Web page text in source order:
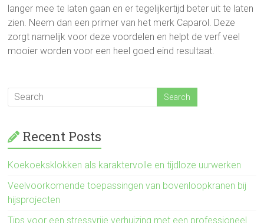
langer mee te laten gaan en er tegelijkertijd beter uit te laten
zien. Neem dan een primer van het merk Caparol. Deze
zorgt namelijk voor deze voordelen en helpt de verf veel
mooier worden voor een heel goed eind resultaat.
Recent Posts
Koekoeksklokken als karaktervolle en tijdloze uurwerken
Veelvoorkomende toepassingen van bovenloopkranen bij
hijsprojecten
Tips voor een stressvrije verhuizing met een professioneel